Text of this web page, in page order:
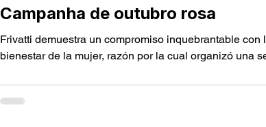
Campanha de outubro rosa
Frivatti demuestra un compromiso inquebrantable con
bienestar de la mujer, razón por la cual organizó una